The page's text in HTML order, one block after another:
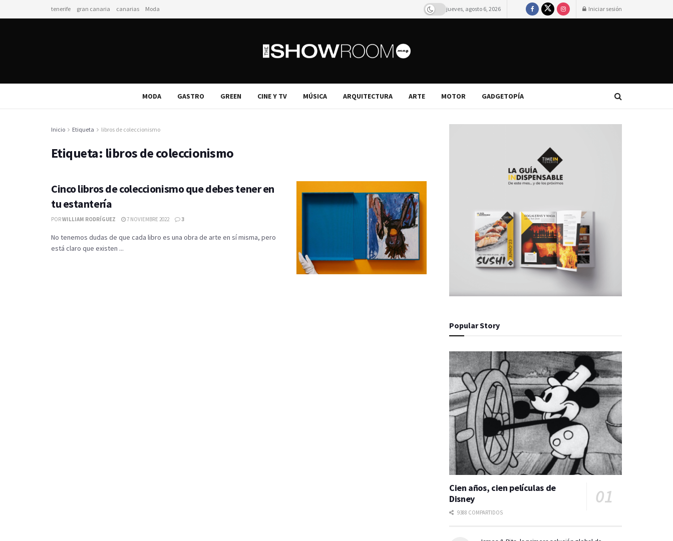
tenerife gran canaria canarias Moda jueves, agosto 6, 2026 Iniciar sesión
MODA GASTRO GREEN CINE Y TV MÚSICA ARQUITECTURA ARTE MOTOR GADGETOPÍA
Inicio Etiqueta libros de coleccionismo
Etiqueta: libros de coleccionismo
Cinco libros de coleccionismo que debes tener en
tu estantería
PORWILLIAM RODRÍGUEZ 7 NOVIEMBRE 2022 3
No tenemos dudas de que cada libro es una obra de arte en sí misma, pero
está claro que existen ...
Popular Story
Cien años, cien películas de
Disney
9388 COMPARTIDOS